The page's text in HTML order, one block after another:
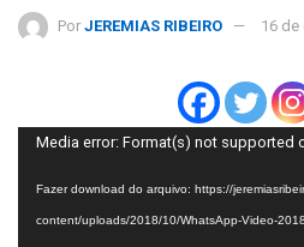
Por JEREMIAS RIBEIRO 16 de
Tocador
Media error: Format(s) not supported
Fazer download do arquivo: https://
content/uploads/2018/10/WhatsApp-Video-